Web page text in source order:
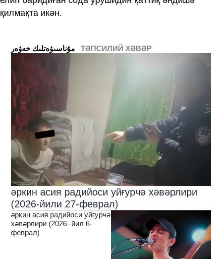
қилмақта икән.
ТӘПСИЛИЙ ХӘВӘР
әркин асия радийоси уйғурчә хәвәрлири
(2026-йили 27-феврал)
әркин асия радийоси уйғурчә
хәвәрлири (2026 -йил 6-
феврал)